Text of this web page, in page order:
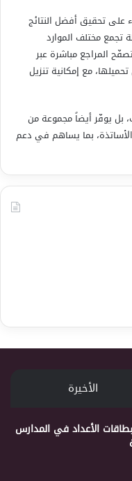
على تحقيق أفضل النتائج
تجمع مختلف الموارد
المراجع مباشرة عبر
مع إمكانية تنزيل
بل يوفّر أيضاً مجموعة من
والأساتذة، بما يساهم في دعم
الأخيرة
الأعداد في المدارس